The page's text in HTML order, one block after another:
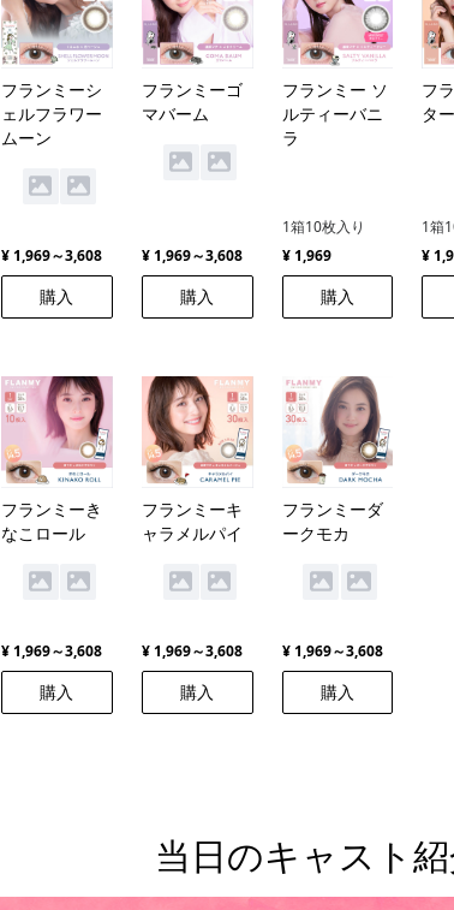
フランミーシ
ェルフラワー
ムーン
¥ 1,969～3,608
購入
フランミーゴ
マバーム
¥ 1,969～3,608
購入
フランミー ソ
ルティーバニ
ラ
1箱10枚入り
¥ 1,969
購入
フ
タ
1箱
¥
フランミーき
なこロール
¥ 1,969～3,608
購入
フランミーキ
ャラメルパイ
¥ 1,969～3,608
購入
フランミーダ
ークモカ
¥ 1,969～3,608
購入
当日のキャスト